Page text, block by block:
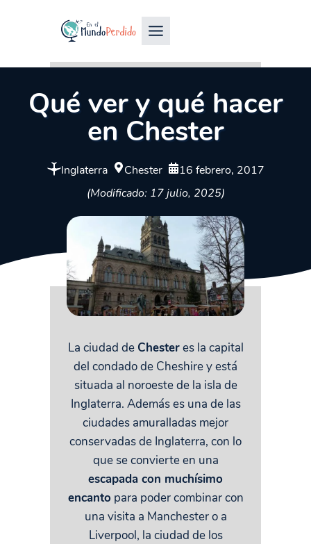
Qué ver y qué hacer
en Chester
Inglaterra Chester
16 febrero, 2017
(Modificado: 17 julio, 2025)
La ciudad de Chesteres la capital
del condado de Cheshire y está
situada al noroeste de la isla de
Inglaterra. Además es una de las
ciudades amuralladas mejor
conservadas de Inglaterra, con lo
que se convierte en una
escapada con muchísimo
encanto para poder combinar con
una visita a Manchester o a
Liverpool, la ciudad de los